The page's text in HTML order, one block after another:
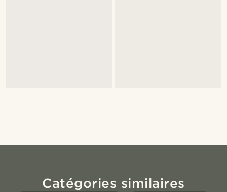
Catégories similaires